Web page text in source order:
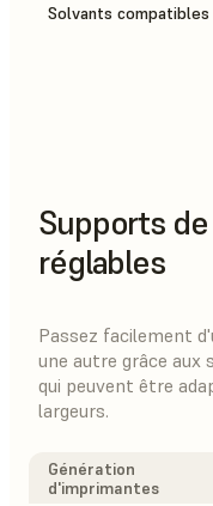
Solvants compatibles
Supports
réglables
Passez facilement
une autre grâce aux
qui peuvent être
largeurs.
Génération
d'imprimantes